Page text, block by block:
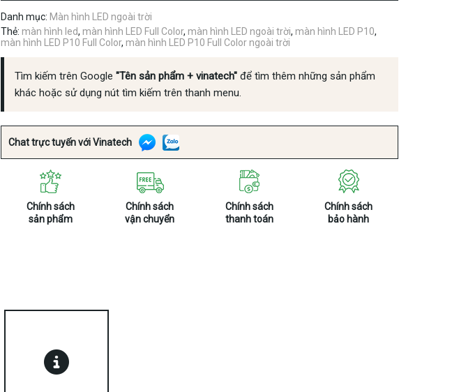
Danh mục: Màn hình LED ngoài trời
Thẻ: màn hình led, màn hình LED Full Color, màn hình LED ngoài trời, màn hình LED P10,
màn hình LED P10 Full Color, màn hình LED P10 Full Color ngoài trời
Tìm kiếm trên Google "Tên sản phẩm + vinatech" để tìm thêm những sản phẩm
khác hoặc sử dụng nút tìm kiếm trên thanh menu.
Chat trực tuyến với Vinatech
Chính sách
sản phẩm
Chính sách
vận chuyển
Chính sách
thanh toán
Chính sách
bảo hành